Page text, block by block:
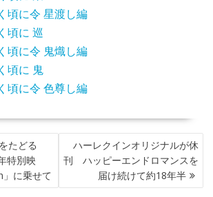
頃に令 星渡し編
頃に 巡
頃に令 鬼熾し編
頃に 鬼
頃に令 色尊し編
たどる
特別映
に乗せて
ハーレクインオリジナルが休
刊 ハッピーエンドロマンスを
届け続けて約18年半